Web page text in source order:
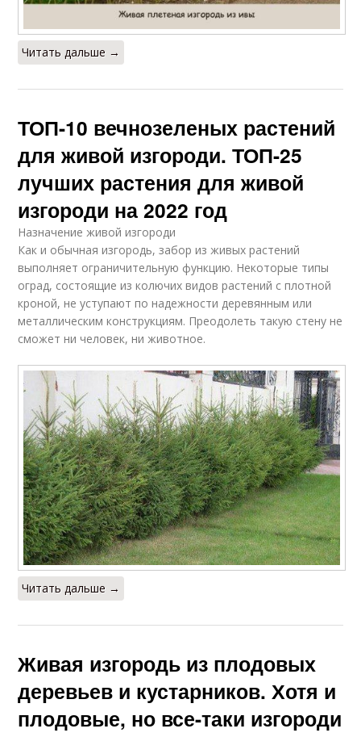
Читать дальше →
ТОП-10 вечнозеленых растений
для живой изгороди. ТОП-25
лучших растения для живой
изгороди на 2022 год
Назначение живой изгороди
Как и обычная изгородь, забор из живых растений
выполняет ограничительную функцию. Некоторые типы
оград, состоящие из колючих видов растений с плотной
кроной, не уступают по надежности деревянным или
металлическим конструкциям. Преодолеть такую стену не
сможет ни человек, ни животное.
Читать дальше →
Живая изгородь из плодовых
деревьев и кустарников. Хотя и
плодовые, но все-таки изгороди